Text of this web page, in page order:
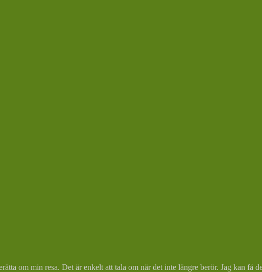
om min resa. Det är enkelt att tala om när det inte längre berör. Jag kan få